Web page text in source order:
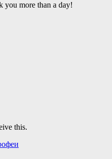
you more than a day!
this.